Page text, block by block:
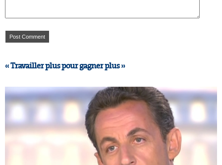
« Travailler plus pour gagner plus »